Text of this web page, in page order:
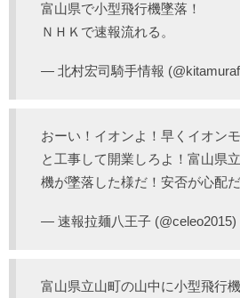
富山県で小型飛行機墜落！
ＮＨＫで速報流れる。
— 北村宏司騎手情報
おーい！イオンよ！早くイオン
と工事して開業しろよ！富山県
機が墜落した様だ！安否が心配だ
— 速報拉麺八王子 (@celeo2015)
富山県立山町の山中に小型飛行